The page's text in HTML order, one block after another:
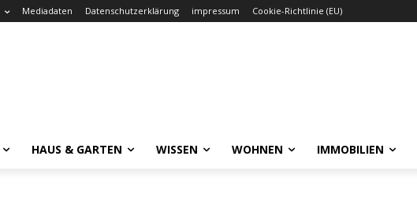
Mediadaten Datenschutzerklärung impressum Cookie-Richtlinie (EU)
HAUS & GARTEN WISSEN WOHNEN IMMOBILIEN